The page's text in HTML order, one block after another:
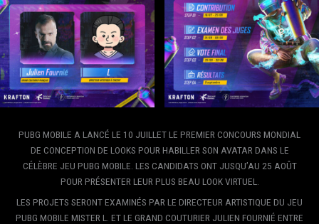
PUBG MOBILE A LANCÉ LE 10 JUILLET LE PREMIER CONCOURS MONDIAL
DE CONCEPTION DE LOOKS POUR HABILLER SON AVATAR DANS LE
CÉLÈBRE JEU PUBG MOBILE. LES CANDIDATS ONT JUSQU’AU 25 AOÛT
POUR PRÉSENTER LEUR PLUS BEAU LOOK VIRTUEL.
LES PROJETS SERONT EXAMINÉS PAR LE DIRECTEUR ARTISTIQUE DU JEU
PUBG MOBILE MISTER L. ET LE GRAND COUTURIER JULIEN FOURNIÉ ENTRE